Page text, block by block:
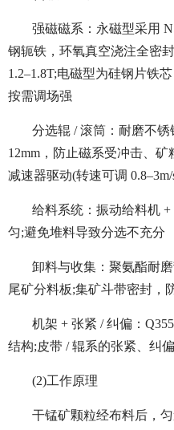
强磁磁系：永磁型采用
钢轭铁，环氧真空浇注全密
1.2–1.8T;电磁型为硅钢片铁
按需调场强
分选辊 / 滚筒：耐磨不
12mm，防止磁系受冲击、
减速器驱动(转速可调 0.8–3m/
给料系统：振动给料机
匀;避免堆料导致分选不充分
卸料与收集：聚氨酯耐
尾矿分料板;集矿斗带密封，
机架 + 张紧 / 纠偏：
结构;皮带 / 辊系的张紧、纠
(2)工作原理
干锰矿颗粒经布料后，